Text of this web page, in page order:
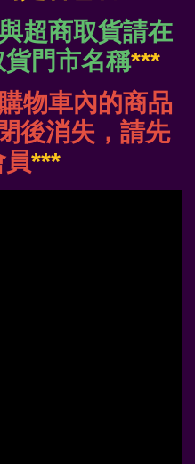
超商取貨請在
門市名稱***
物車內的商品
後消失，請先
***